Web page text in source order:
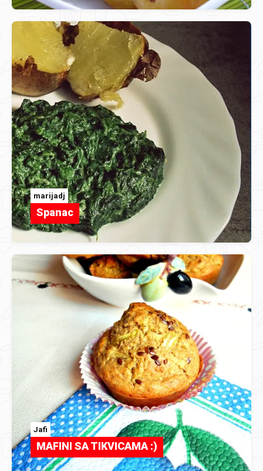
marijadj
Spanac
Jafi
MAFINI SA TIKVICAMA :)